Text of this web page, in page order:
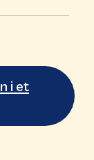
i et